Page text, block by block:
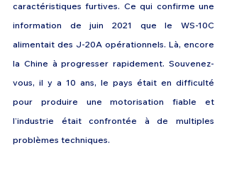
caractéristiques furtives. Ce qui confirme une
information de juin 2021 que le WS-10C
alimentait des J-20A opérationnels. Là, encore
la Chine à progresser rapidement. Souvenez-
vous, il y a 10 ans, le pays était en difficulté
pour produire une motorisation fiable et
l’industrie était confrontée à de multiples
problèmes techniques.